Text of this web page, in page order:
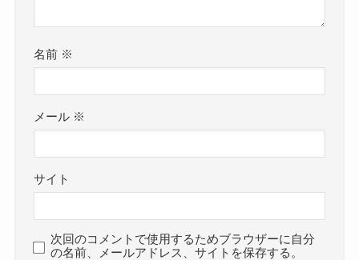
名前 ※
メール ※
サイト
次回のコメントで使用するためブラウザーに自分
の名前、メールアドレス、サイトを保存する。